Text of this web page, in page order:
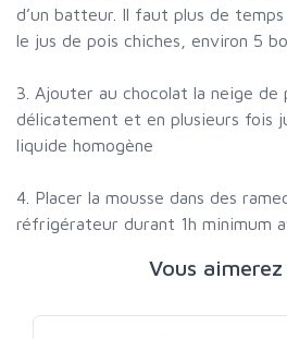
d’un batteur. Il faut plus de
le jus de pois chiches, environ 5
3. Ajouter au chocolat la neige de
délicatement et en plusieurs fois
liquide homogène
4. Placer la mousse dans des
réfrigérateur durant 1h minimum
Vous aimerez